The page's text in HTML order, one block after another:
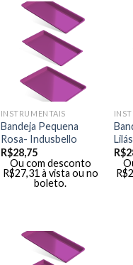
INSTRUMENTAIS
Bandeja Pequena
Rosa- Indusbello
R$28,75
Ou com desconto
R$27,31 à vista ou no
boleto.
R$
R$